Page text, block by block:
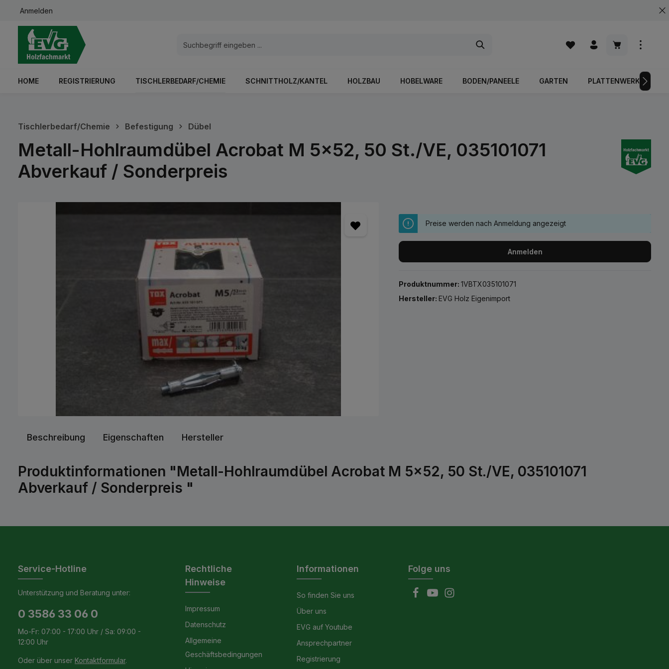
Zur Hauptnavigation springen
Anmelden
Warenkorb
HOME REGISTRIERUNG TISCHLERBEDARF/CHEMIE SCHNITTHOLZ/KANTEL HOLZBAU HOBELWARE BODEN/PANEELE GARTEN PLATTENWERKSTOFFE
Tischlerbedarf/Chemie Befestigung Dübel
Metall-Hohlraumdübel Acrobat M 5x52, 50 St./VE, 035101071
Abverkauf / Sonderpreis
Preise werden nach Anmeldung angezeigt
Anmelden
Produktnummer:1VBTX035101071
Hersteller:EVG Holz Eigenimport
Beschreibung Eigenschaften Hersteller
Produktinformationen "Metall-Hohlraumdübel Acrobat M 5x52, 50 St./VE, 035101071
Abverkauf / Sonderpreis "
Service-Hotline
Unterstützung und Beratung unter:
0 3586 33 06 0
Mo-Fr: 07:00 - 17:00 Uhr / Sa: 09:00 -
12:00 Uhr
Oder über unser Kontaktformular.
Rechtliche
Hinweise
Impressum
Datenschutz
Allgemeine
Geschäftsbedingungen
Informationen
So finden Sie uns
Über uns
EVG auf Youtube
Ansprechpartner
Registrierung
Folge uns